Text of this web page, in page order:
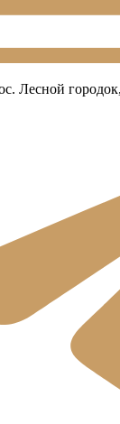
Лесной